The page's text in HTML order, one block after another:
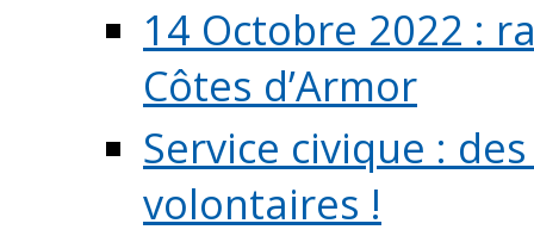
14 Octobre 2022 :
Côtes d’Armor
Service civique :
volontaires !